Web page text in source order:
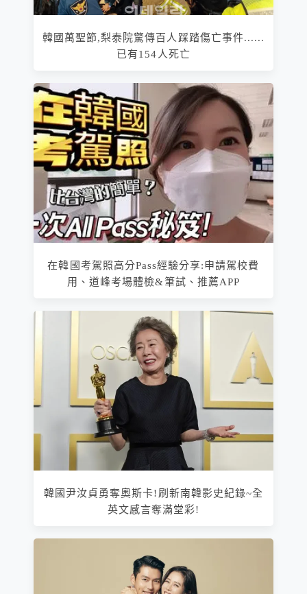
韓國萬聖節,梨泰院驚傳百人踩踏傷亡事件......
已有154人死亡
在韓國考駕照高分Pass經驗分享:申請駕校費
用、道峰考場體檢&筆試、推薦APP
韓國尹汝貞勇奪奧斯卡!刷新南韓影史紀錄~全
英文感言奪滿堂彩!